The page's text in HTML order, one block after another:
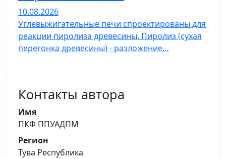
10.08.2026
Углевыжигательные печи спроектированы для
реакции пиролиза древесины. Пиролиз (сухая
перегонка древесины) - разложение…
Контакты автора
Имя
ПКФ ППУАДПМ
Регион
Тува Республика